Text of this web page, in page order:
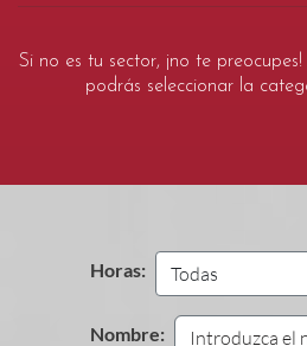
Si no es tu sector, ¡no te
podrás seleccionar la
Horas:
Nombre: